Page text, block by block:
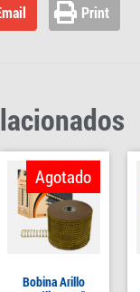
Print
Bobina Arillo
Agotado